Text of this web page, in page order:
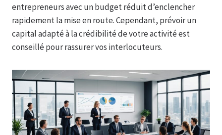
entrepreneurs avec un budget réduit d’enclencher
rapidement la mise en route. Cependant, prévoir un
capital adapté à la crédibilité de votre activité est
conseillé pour rassurer vos interlocuteurs.